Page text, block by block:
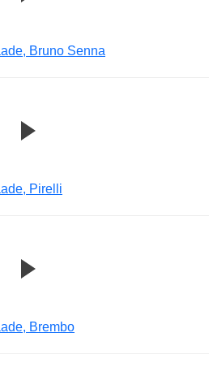
Bruno Senna
Pirelli
Brembo